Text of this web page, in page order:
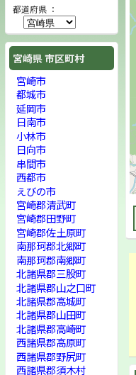
都道府県 ：
宮崎県 市区町村
宮崎市
都城市
延岡市
日南市
小林市
日向市
串間市
西都市
えびの市
宮崎郡清武町
宮崎郡田野町
宮崎郡佐土原町
南那珂郡北郷町
南那珂郡南郷町
北諸県郡三股町
北諸県郡山之口町
北諸県郡高城町
北諸県郡山田町
北諸県郡高崎町
西諸県郡高原町
西諸県郡野尻町
西諸県郡須木村